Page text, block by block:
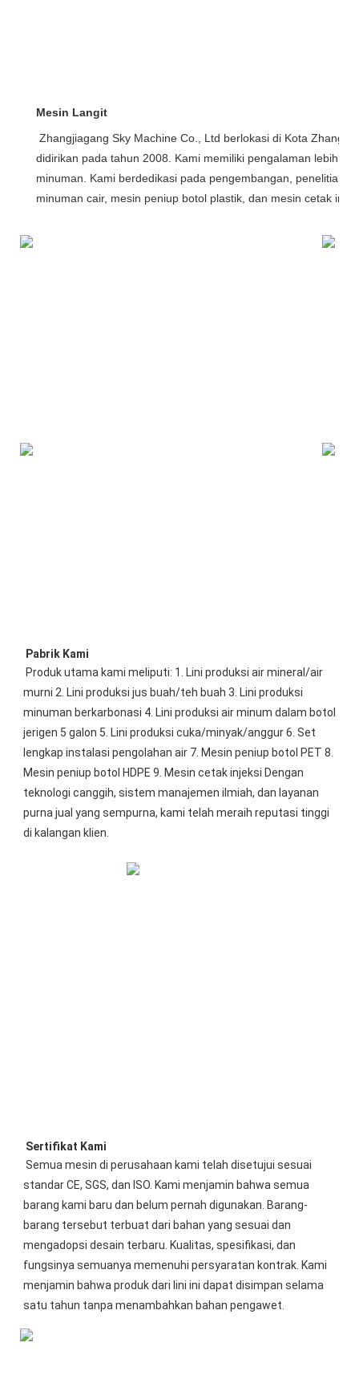
Mesin Langit
Zhangjiagang Sky Machine Co., Ltd berlokasi di Kota
didirikan pada tahun 2008. Kami memiliki pengalaman lebih
minuman. Kami berdedikasi pada pengembangan, penelitian,
minuman cair, mesin peniup botol plastik, dan mesin cetak
Pabrik Kami
Produk utama kami meliputi: 1. Lini produksi air mineral/air
murni 2. Lini produksi jus buah/teh buah 3. Lini produksi
minuman berkarbonasi 4. Lini produksi air minum dalam botol
jerigen 5 galon 5. Lini produksi cuka/minyak/anggur 6. Set
lengkap instalasi pengolahan air 7. Mesin peniup botol PET 8.
Mesin peniup botol HDPE 9. Mesin cetak injeksi Dengan
teknologi canggih, sistem manajemen ilmiah, dan layanan
purna jual yang sempurna, kami telah meraih reputasi tinggi
di kalangan klien.
Sertifikat Kami
Semua mesin di perusahaan kami telah disetujui sesuai
standar CE, SGS, dan ISO. Kami menjamin bahwa semua
barang kami baru dan belum pernah digunakan. Barang-
barang tersebut terbuat dari bahan yang sesuai dan
mengadopsi desain terbaru. Kualitas, spesifikasi, dan
fungsinya semuanya memenuhi persyaratan kontrak. Kami
menjamin bahwa produk dari lini ini dapat disimpan selama
satu tahun tanpa menambahkan bahan pengawet.